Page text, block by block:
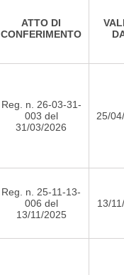
ATTO DI
CONFERIMENTO
Reg. n. 26-03-31-
003 del
31/03/2026
25/
Reg. n. 25-11-13-
006 del
13/11/2025
13/